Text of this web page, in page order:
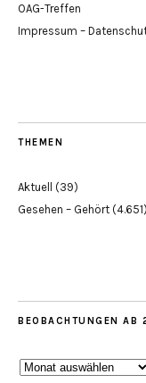
OAG-Treffen
Impressum –
THEMEN
Aktuell (39)
Gesehen – Gehört (4.651)
BEOBACHTUNGEN AB
Beobachtungen